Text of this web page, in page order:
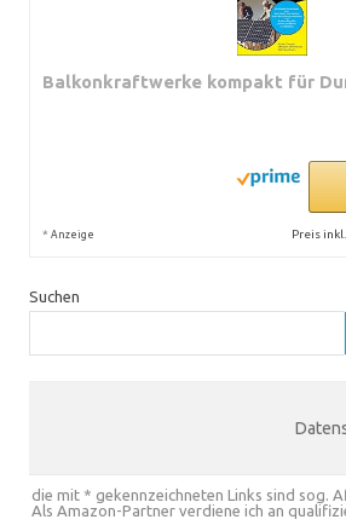
Balkonkraftwerke kompakt für
* Anzeige Preis
Suchen
die mit * gekennzeichneten Links sind sog.
Als Amazon-Partner verdiene ich an